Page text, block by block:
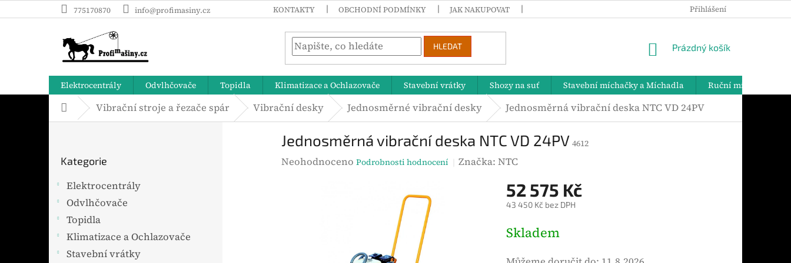
na
775170870 info@profimasiny.cz KONTAKTY OBCHODNÍ PODMÍNKY JAK NAKUPOVAT DOPRAVA A PLATBY
Přihlášení
HLEDAT
NÁKUPNÍ
Prázdný košík
Elektrocentrály Odvlhčovače Topidla Klimatizace a Ochlazovače Stavební vrátky Shozy na suť Stavební míchačky a Míchadla Ruční míchadla
DomůVibrační stroje a řezače spár Vibrační desky Jednosměrné vibrační desky Jednosměrná vibrační deska NTC VD 24PV
kategorie
Kategorie
Elektrocentrály
Odvlhčovače
Topidla
Klimatizace a Ochlazovače
Stavební vrátky
Jednosměrná vibrační deska NTC VD 24PV 4612
P
Neohodnoceno Podrobnosti hodnocení Značka:NTC
52 575 Kč
43 450 Kč bez DPH
ě
Skladem